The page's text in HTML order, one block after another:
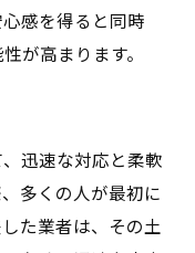
感を得ると同時
が高まります。
迅速な対応と柔軟
多くの人が最初に
た業者は、その土